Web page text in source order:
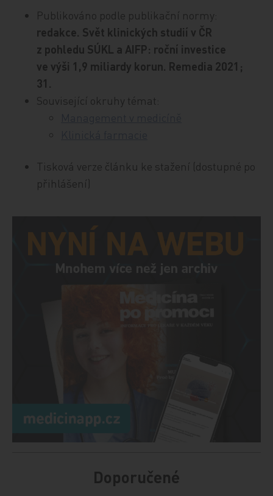
Publikováno podle publikační normy:
redakce. Svět klinických studií v ČR
z pohledu SÚKL a AIFP: roční investice
ve výši 1,9 miliardy korun. Remedia 2021;
31.
Související okruhy témat:
Tisková verze článku ke stažení (dostupné po
přihlášení)
Doporučené